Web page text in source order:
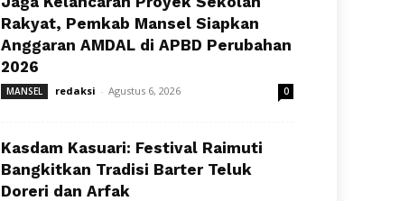
Rakyat, Pemkab Mansel Siapkan
Anggaran AMDAL di APBD Perubahan
2026
MANSEL redaksi - Agustus 6, 2026 0
Kasdam Kasuari: Festival Raimuti
Bangkitkan Tradisi Barter Teluk
Doreri dan Arfak